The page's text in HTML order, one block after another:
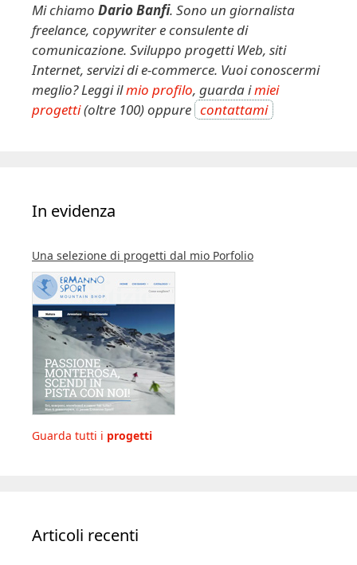
Mi chiamo Dario Banfi. Sono un giornalista
freelance, copywriter e consulente di
comunicazione. Sviluppo progetti Web, siti
Internet, servizi di e-commerce. Vuoi conoscermi
meglio? Leggi ilmio profilo, guarda imiei
progetti(oltre 100) oppure contattami
In evidenza
Una selezione di progetti dal mio Porfolio
Guarda tutti i progetti
Articoli recenti